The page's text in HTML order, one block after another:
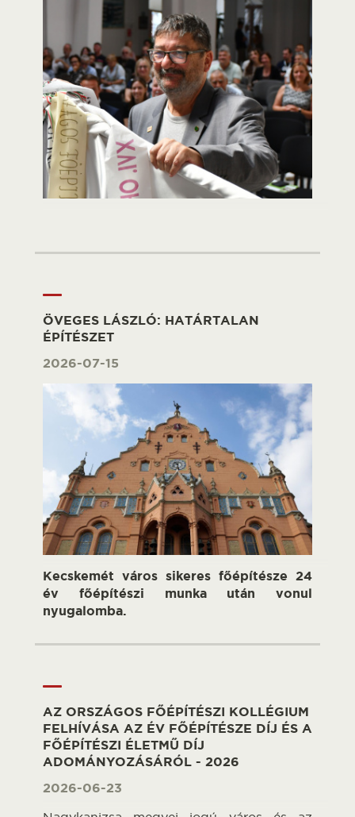
ÖVEGES LÁSZLÓ: HATÁRTALAN
ÉPÍTÉSZET
2026-07-15
Kecskemét város sikeres főépítésze 24
év főépítészi munka után vonul
nyugalomba.
AZ ORSZÁGOS FŐÉPÍTÉSZI KOLLÉGIUM
FELHÍVÁSA AZ ÉV FŐÉPÍTÉSZE DÍJ ÉS A
FŐÉPÍTÉSZI ÉLETMŰ DÍJ
ADOMÁNYOZÁSÁRÓL - 2026
2026-06-23